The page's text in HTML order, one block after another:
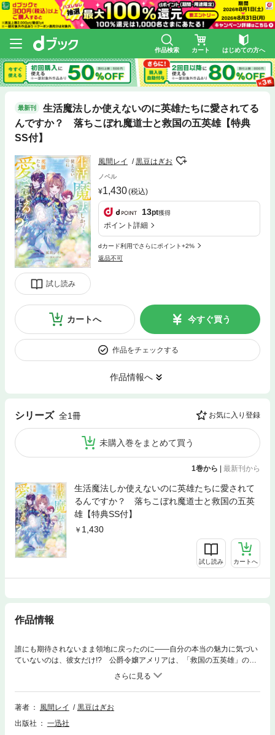
作品検索 カート はじめての方へ
最新刊
生活魔法しか使えないのに英雄たちに愛されてる
んですか？ 落ちこぼれ魔道士と救国の五英雄【特典
SS付】
試し読み
風間レイ 黒豆はぎお
ノベル
1,430(税込)
13pt獲得
ポイント詳細
dカード利用でさらにポイント+2%
返品不可
カートへ 今すぐ買う
作品をチェックする
作品情報へ
シリーズ 全1冊 お気に入り登録
未購入巻をまとめて買う
1巻から | 最新刊から
生活魔法しか使えないのに英雄たちに愛されて
るんですか？ 落ちこぼれ魔道士と救国の五英
雄【特典SS付】
1,430
試し読み カートへ
作品情報
誰にも期待されないまま領地に戻ったのに――自分の本当の魅力に気づい
ていないのは、彼女だけ!? 公爵令嬢アメリアは、「救国の五英雄」のひ
とりを父に持つ王宮魔道士。幼い頃から英雄たちに囲まれて育った彼女の
力は正しく評価されず、周囲から「生活魔法しか使えない」と蔑まれ、英
雄の娘にふさわしくないと冷遇されていた。そうした評価を疑うこともな
いまま耐えてきたが、王宮を離れ、次期公爵として自分にできることを求
は、アメリアを大切に想う英雄たち。仕事を放り出して領地へ押しかけ、
著者 風間レイ
黒豆はぎお
出版社
一迅社